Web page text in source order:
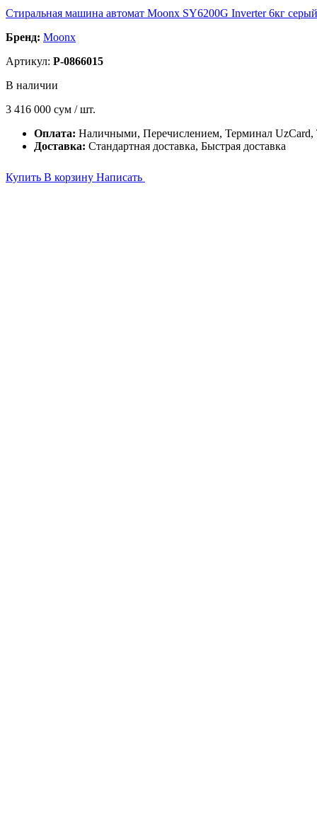
Стиральная машина автомат Moonx SY6200G Inverter 6кг серый
Бренд: Moonx
Артикул: P-0866015
В наличии
3 416 000 сум / шт.
Оплата: Наличными, Перечислением, Терминал
Доставка: Стандартная доставка, Быстрая доставка
Купить В корзину Написать